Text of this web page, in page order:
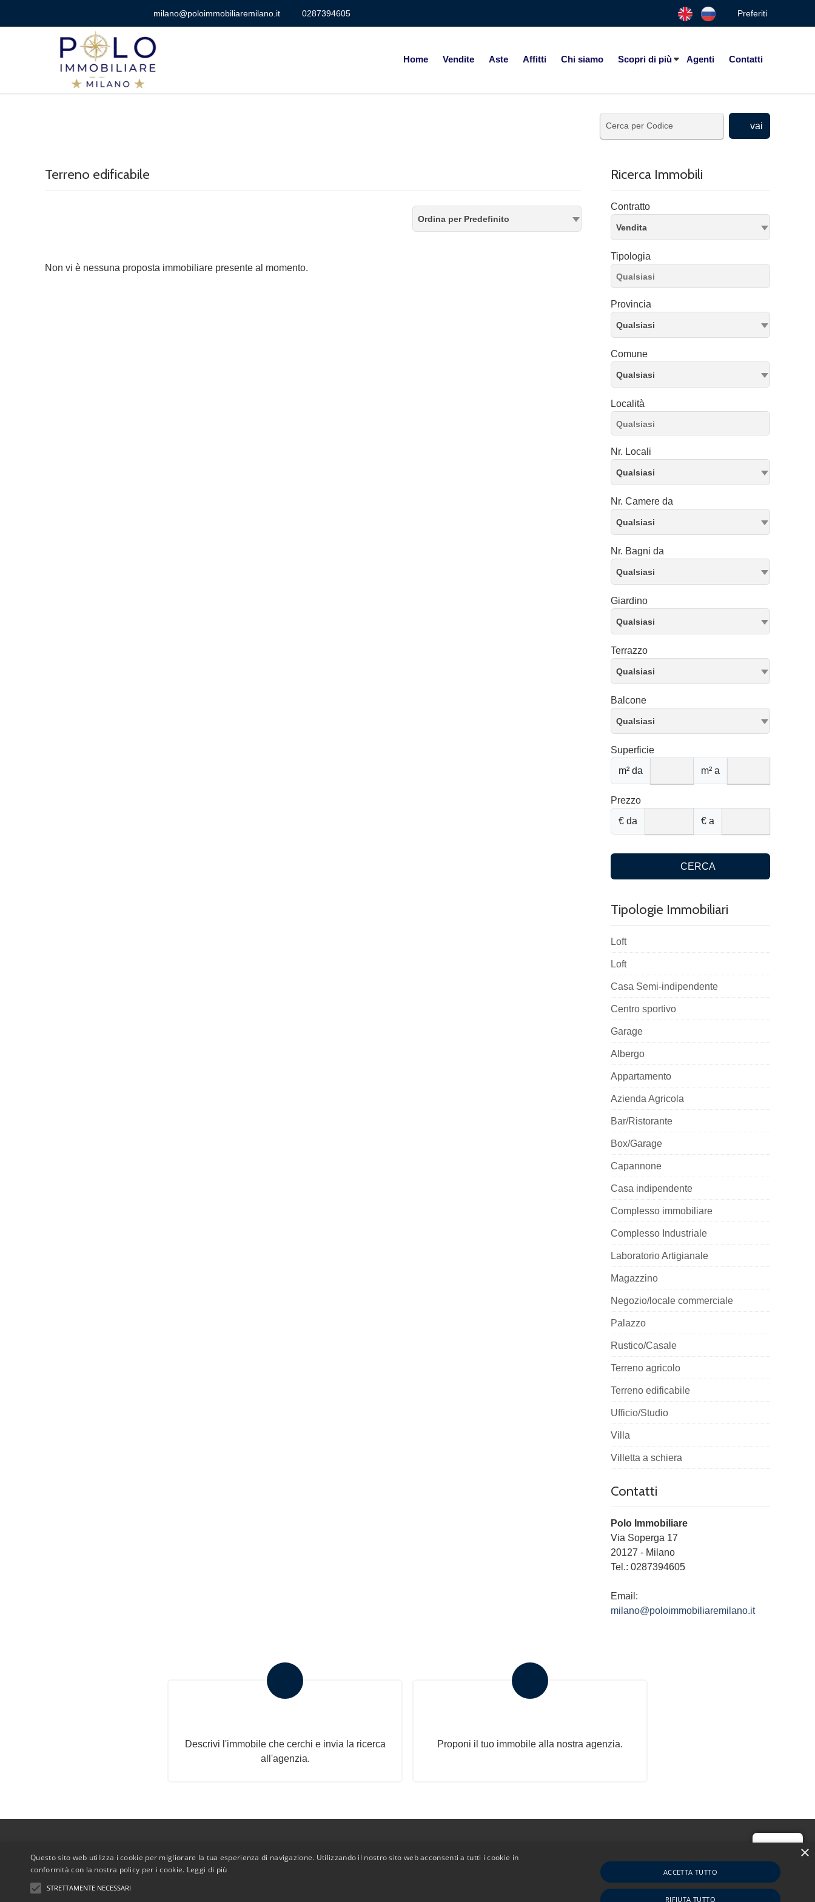
milano@poloimmobiliaremilano.it 0287394605 Preferiti
Home Vendite Aste Affitti Chi siamo Scopri di più Agenti Contatti
vai
Terreno edificabile
Ordina per Predefinito
Non vi è nessuna proposta immobiliare presente al momento.
Ricerca Immobili
Contratto
Vendita
Tipologia
Provincia
Qualsiasi
Comune
Qualsiasi
Località
Nr. Locali
Qualsiasi
Nr. Camere da
Qualsiasi
Nr. Bagni da
Qualsiasi
Giardino
Qualsiasi
Terrazzo
Qualsiasi
Balcone
Qualsiasi
Superficie
m² da
m² a
Prezzo
€ da
€ a
CERCA
Tipologie Immobiliari
Loft
Loft
Casa Semi-indipendente
Centro sportivo
Garage
Albergo
Appartamento
Azienda Agricola
Bar/Ristorante
Box/Garage
Capannone
Casa indipendente
Complesso immobiliare
Complesso Industriale
Laboratorio Artigianale
Magazzino
Negozio/locale commerciale
Palazzo
Rustico/Casale
Terreno agricolo
Terreno edificabile
Ufficio/Studio
Villa
Villetta a schiera
Contatti
Polo Immobiliare
Via Soperga 17
20127 - Milano
Tel.: 0287394605
Email:
milano@poloimmobiliaremilano.it
Descrivi l'immobile che cerchi e invia la ricerca
all'agenzia.
Proponi il tuo immobile alla nostra agenzia.
Contattaci
Salve! ×
Questo sito web utilizza i cookie per migliorare la tua esperienza di navigazione. Utilizzando il nostro sito web acconsenti a tutti i cookie in
conformità con la nostra policy per i cookie. Leggi di più
STRETTAMENTE NECESSARI
ACCETTA TUTTO
RIFIUTA TUTTO